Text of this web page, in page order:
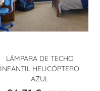
LÁMPARA DE TECHO
INFANTIL HELICÓPTERO
AZUL